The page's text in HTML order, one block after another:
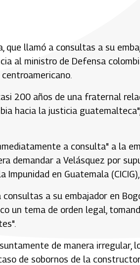
que llamó a consultas a su
al ministro de Defensa
200 años de una fraternal
hacia la justicia
a consulta" a la
demandar a Velásquez por
en Guatemala
a su embajador en
un tema de orden legal,
de manera irregular,
de sobornos de la